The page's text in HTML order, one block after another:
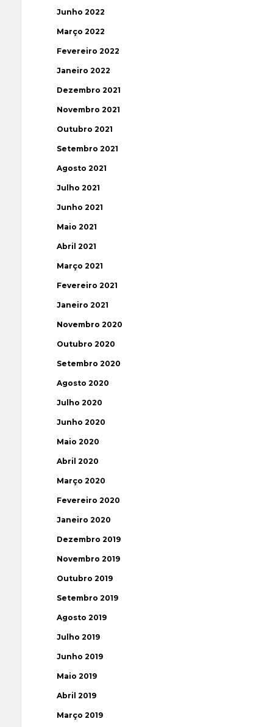
Junho 2022
Março 2022
Fevereiro 2022
Janeiro 2022
Dezembro 2021
Novembro 2021
Outubro 2021
Setembro 2021
Agosto 2021
Julho 2021
Junho 2021
Maio 2021
Abril 2021
Março 2021
Fevereiro 2021
Janeiro 2021
Novembro 2020
Outubro 2020
Setembro 2020
Agosto 2020
Julho 2020
Junho 2020
Maio 2020
Abril 2020
Março 2020
Fevereiro 2020
Janeiro 2020
Dezembro 2019
Novembro 2019
Outubro 2019
Setembro 2019
Agosto 2019
Julho 2019
Junho 2019
Maio 2019
Abril 2019
Março 2019